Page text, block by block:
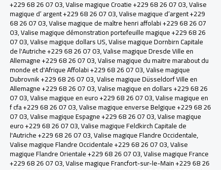
+229 68 26 07 03,Valise magique Croatie +229 68 26 07 03,Valise
magique d’ argent +229 68 26 07 03,Valise magique d’argent +229
68 26 07 03,Valise magique de maître henri affolabi +229 68 26 07
03,Valise magique démonstration portefeuille magique +229 68 26
07 03,Valise magique dollars US,Valise magique Dornbirn Capitale
de l'Autriche +229 68 26 07 03,Valise magique Dresde Ville en
Allemagne +229 68 26 07 03,Valise magique du maitre marabout du
monde et d'Afrique Affolabi +229 68 26 07 03,Valise magique
Dubrovnik +229 68 26 07 03,Valise magique Düsseldorf Ville en
Allemagne +229 68 26 07 03,Valise magique en dollars +229 68 26
07 03,Valise magique en euro +229 68 26 07 03,Valise magique en
f cfa +229 68 26 07 03,Valise magique enverse Belgique +229 68 26
07 03,Valise magique Espagne +229 68 26 07 03,Valise magique
euro +229 68 26 07 03,Valise magique Feldkirch Capitale de
l'Autriche +229 68 26 07 03,Valise magique Flandre Occidentale,
Valise magique Flandre Occidentale +229 68 26 07 03,Valise
magique Flandre Orientale +229 68 26 07 03,Valise magique France
+229 68 26 07 03,Valise magique Francfort-sur-le-Main +229 68 26